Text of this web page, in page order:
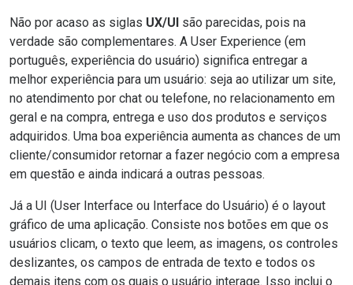
Não por acaso as siglas UX/UI são parecidas, pois na
verdade são complementares. A User Experience (em
português, experiência do usuário) significa entregar a
melhor experiência para um usuário: seja ao utilizar um site,
no atendimento por chat ou telefone, no relacionamento em
geral e na compra, entrega e uso dos produtos e serviços
adquiridos. Uma boa experiência aumenta as chances de um
cliente/consumidor retornar a fazer negócio com a empresa
em questão e ainda indicará a outras pessoas.
Já a UI (User Interface ou Interface do Usuário) é o layout
gráfico de uma aplicação. Consiste nos botões em que os
usuários clicam, o texto que leem, as imagens, os controles
deslizantes, os campos de entrada de texto e todos os
demais itens com os quais o usuário interage. Isso inclui o